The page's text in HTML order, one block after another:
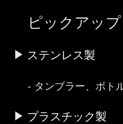
ピックアッ
ステンレス製
タンブラー、ボト
プラスチック製